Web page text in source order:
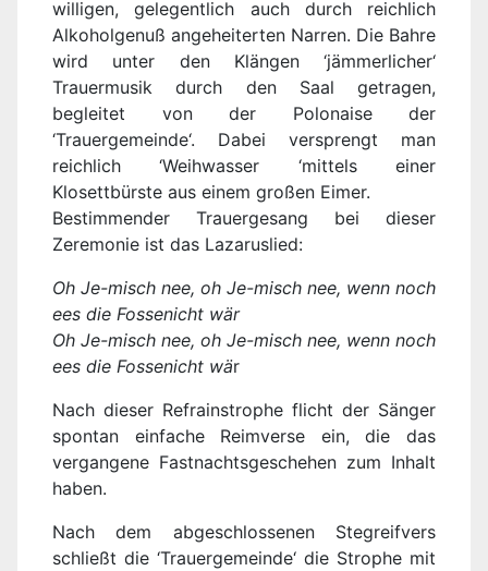
willigen, gelegentlich auch durch reichlich
Alkoholgenuß angeheiterten Narren. Die Bahre
wird unter den Klängen ‘jämmerlicher‘
Trauermusik durch den Saal getragen,
begleitet von der Polonaise der
‘Trauergemeinde‘. Dabei versprengt man
reichlich ‘Weihwasser ‘mittels einer
Klosettbürste aus einem großen Eimer.
Bestimmender Trauergesang bei dieser
Zeremonie ist das Lazaruslied:
Oh Je-misch nee, oh Je-misch nee, wenn noch
ees die Fossenicht wär
Oh Je-misch nee, oh Je-misch nee, wenn noch
ees die Fossenicht wär
Nach dieser Refrainstrophe flicht der Sänger
spontan einfache Reimverse ein, die das
vergangene Fastnachtsgeschehen zum Inhalt
haben.
Nach dem abgeschlossenen Stegreifvers
schließt die ‘Trauergemeinde‘ die Strophe mit